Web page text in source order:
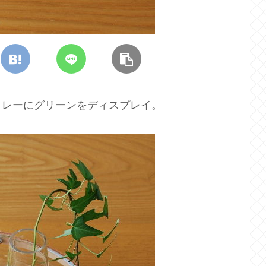
ーにグリーンをディスプレイ。